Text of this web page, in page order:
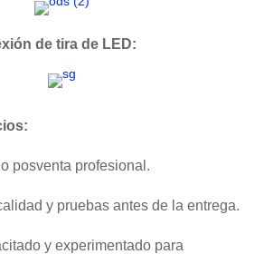
de tira de LED:
posventa profesional.
y pruebas antes de la entrega.
y experimentado para